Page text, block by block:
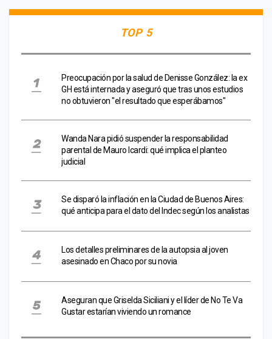
TOP 5
Preocupación por la salud de Denisse González: la ex
GH está internada y aseguró que tras unos estudios
no obtuvieron "el resultado que esperábamos"
Wanda Nara pidió suspender la responsabilidad
parental de Mauro Icardi: qué implica el planteo
judicial
Se disparó la inflación en la Ciudad de Buenos Aires:
qué anticipa para el dato del Indec según los analistas
Los detalles preliminares de la autopsia al joven
asesinado en Chaco por su novia
Aseguran que Griselda Siciliani y el líder de No Te Va
Gustar estarían viviendo un romance